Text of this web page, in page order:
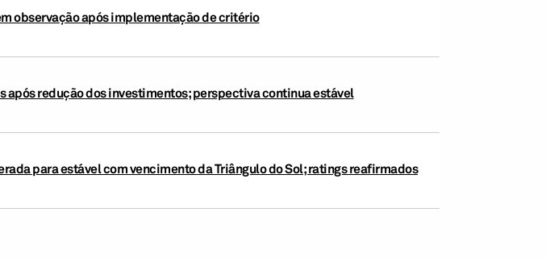
observação após implementação de critério
após redução dos investimentos; perspectiva continua estável
para estável com vencimento da Triângulo do Sol; ratings reafirmados